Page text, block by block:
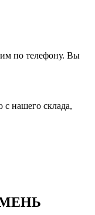
по телефону. Вы
с нашего склада,